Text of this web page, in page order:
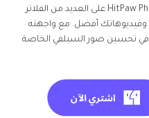
Photo Enhancer. يحتوي HitPaw Photo Enhancer على العديد من الفلاتر
وفيديوهاتك أفضل. مع واجهته
تحسين صور السيلفي الخاصة